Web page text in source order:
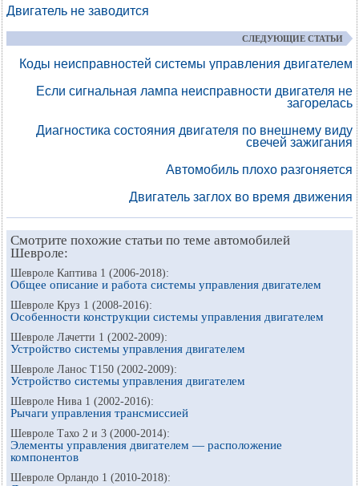
Двигатель не заводится
СЛЕДУЮЩИЕ СТАТЬИ
Коды неисправностей системы управления двигателем
Если сигнальная лампа неисправности двигателя не
загорелась
Диагностика состояния двигателя по внешнему виду
свечей зажигания
Автомобиль плохо разгоняется
Двигатель заглох во время движения
Смотрите похожие статьи по теме автомобилей
Шевроле:
Шевроле Каптива 1 (2006-2018):
Общее описание и работа системы управления двигателем
Шевроле Круз 1 (2008-2016):
Особенности конструкции системы управления двигателем
Шевроле Лачетти 1 (2002-2009):
Устройство системы управления двигателем
Шевроле Ланос Т150 (2002-2009):
Устройство системы управления двигателем
Шевроле Нива 1 (2002-2016):
Рычаги управления трансмиссией
Шевроле Тахо 2 и 3 (2000-2014):
Элементы управления двигателем — расположение
компонентов
Шевроле Орландо 1 (2010-2018):